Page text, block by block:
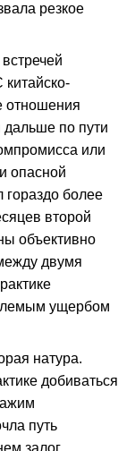
резкое
отношения
дальше по пути
или
опасной
более
второй
объективно
двумя
ущербом
натура.
добиваться
путь
залог